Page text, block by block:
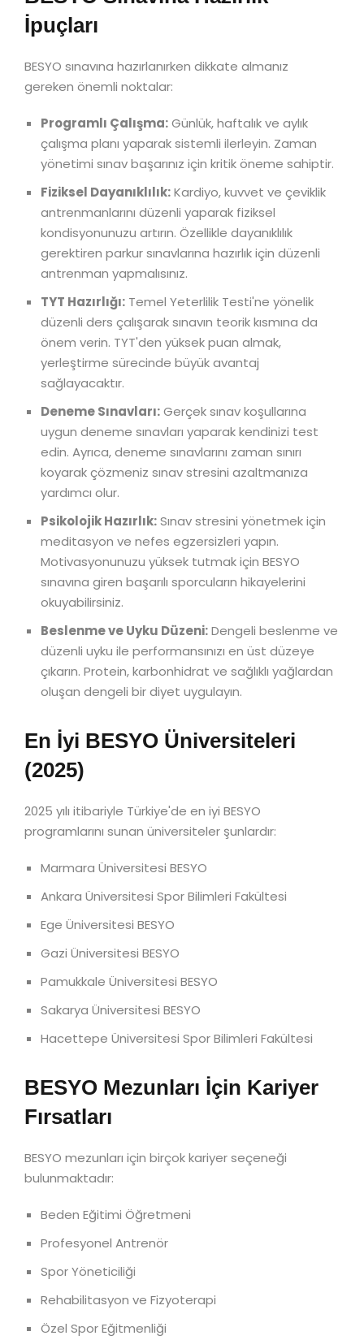
İpuçları
BESYO sınavına hazırlanırken dikkate almanız
gereken önemli noktalar:
Programlı Çalışma:Günlük, haftalık ve aylık
çalışma planı yaparak sistemli ilerleyin. Zaman
yönetimi sınav başarınız için kritik öneme sahiptir.
Fiziksel Dayanıklılık:Kardiyo, kuvvet ve çeviklik
antrenmanlarını düzenli yaparak fiziksel
kondisyonunuzu artırın. Özellikle dayanıklılık
gerektiren parkur sınavlarına hazırlık için düzenli
antrenman yapmalısınız.
TYT Hazırlığı: Temel Yeterlilik Testi'ne yönelik
düzenli ders çalışarak sınavın teorik kısmına da
önem verin. TYT'den yüksek puan almak,
yerleştirme sürecinde büyük avantaj
sağlayacaktır.
Deneme Sınavları:Gerçek sınav koşullarına
uygun deneme sınavları yaparak kendinizi test
edin. Ayrıca, deneme sınavlarını zaman sınırı
koyarak çözmeniz sınav stresini azaltmanıza
yardımcı olur.
Psikolojik Hazırlık:Sınav stresini yönetmek için
meditasyon ve nefes egzersizleri yapın.
Motivasyonunuzu yüksek tutmak için BESYO
sınavına giren başarılı sporcuların hikayelerini
okuyabilirsiniz.
Beslenme ve Uyku Düzeni:Dengeli beslenme ve
düzenli uyku ile performansınızı en üst düzeye
çıkarın. Protein, karbonhidrat ve sağlıklı yağlardan
oluşan dengeli bir diyet uygulayın.
En İyi BESYO Üniversiteleri
(2025)
2025 yılı itibariyle Türkiye'de en iyi BESYO
programlarını sunan üniversiteler şunlardır:
Marmara Üniversitesi BESYO
Ankara Üniversitesi Spor Bilimleri Fakültesi
Ege Üniversitesi BESYO
Gazi Üniversitesi BESYO
Pamukkale Üniversitesi BESYO
Sakarya Üniversitesi BESYO
Hacettepe Üniversitesi Spor Bilimleri Fakültesi
BESYO Mezunları İçin Kariyer
Fırsatları
BESYO mezunları için birçok kariyer seçeneği
bulunmaktadır:
Beden Eğitimi Öğretmeni
Profesyonel Antrenör
Spor Yöneticiliği
Rehabilitasyon ve Fizyoterapi
Özel Spor Eğitmenliği